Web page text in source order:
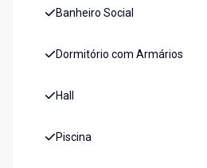
Banheiro Social
Dormitório com Armários
Hall
Piscina